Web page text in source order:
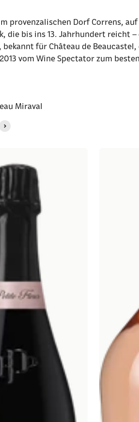
provenzalischen Dorf Correns,
die bis ins 13. Jahrhundert reicht
für Château de
vom Wine Spectator zum
Miraval